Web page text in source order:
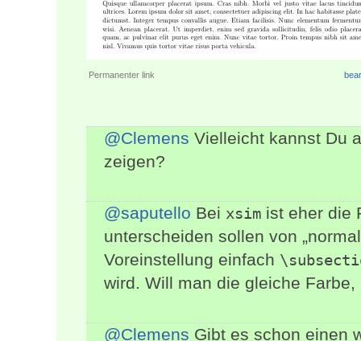
Permanenter link
@Clemens Vielleicht kannst Du
zeigen?
@saputello Bei xsim ist eher die
unterscheiden sollen von
Voreinstellung einfach
wird. Will man die gleiche
@Clemens Gibt es schon einen